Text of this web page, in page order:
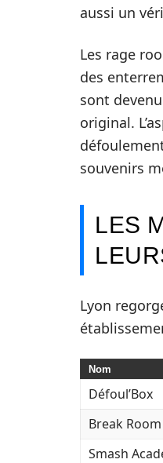
aussi un
Les rage
des
sont
original.
souvenirs
LES
Lyon
Nom
Défoul’Box
Break Room
Smash